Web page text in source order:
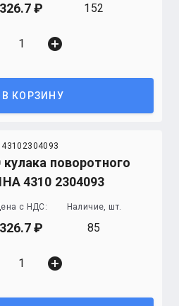
326.7 152
add_circle
В КОРЗИНУ
43102304093
поворотного
4310 2304093
с НДС:
326.7
Наличие, шт.
85
add_circle